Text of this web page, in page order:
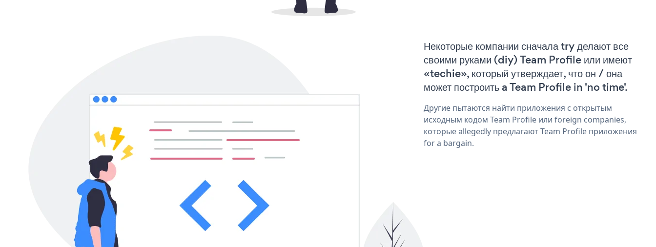
Некоторые компании сначала try делают все
своими руками (diy) Team Profile или имеют
«techie», который утверждает, что он / она
может построить a Team Profile in 'no time'.
Другие пытаются найти приложения с открытым
исходным кодом Team Profile или foreign companies,
которые allegedly предлагают Team Profile приложения
for a bargain.